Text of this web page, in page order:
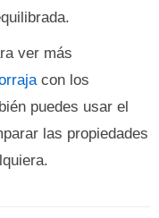
ver más
con los
puedes usar el
las propiedades